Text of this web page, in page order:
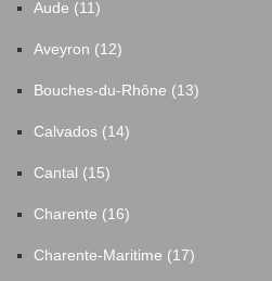
Aude (11)
Aveyron (12)
Bouches-du-Rhône (13)
Calvados (14)
Cantal (15)
Charente (16)
Charente-Maritime (17)